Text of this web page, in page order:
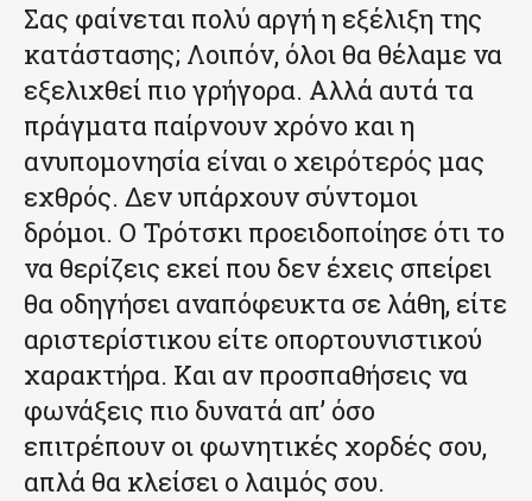
Σας φαίνεται πολύ αργή η εξέλιξη της
κατάστασης; Λοιπόν, όλοι θα θέλαμε να
εξελιχθεί πιο γρήγορα. Αλλά αυτά τα
πράγματα παίρνουν χρόνο και η
ανυπομονησία είναι ο χειρότερός μας
εχθρός. Δεν υπάρχουν σύντομοι
δρόμοι. Ο Τρότσκι προειδοποίησε ότι το
να θερίζεις εκεί που δεν έχεις σπείρει
θα οδηγήσει αναπόφευκτα σε λάθη, είτε
αριστερίστικου είτε οπορτουνιστικού
χαρακτήρα. Και αν προσπαθήσεις να
φωνάξεις πιο δυνατά απ’ όσο
επιτρέπουν οι φωνητικές χορδές σου,
απλά θα κλείσει ο λαιμός σου.